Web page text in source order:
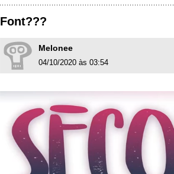
Font???
Melonee
04/10/2020 às 03:54